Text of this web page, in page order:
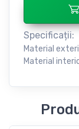
Specificații:
Material
Material